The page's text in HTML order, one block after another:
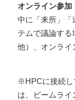
オンライン参加
中に「来所」「
テムで議論する
他）、オンライ
※HPCに接続し
は、ビームライ